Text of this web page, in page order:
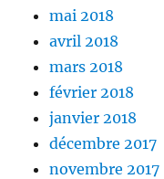
mai 2018
avril 2018
mars 2018
février 2018
janvier 2018
décembre 2017
novembre 2017